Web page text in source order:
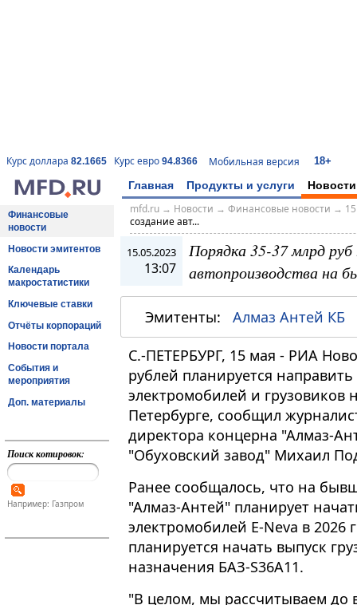
Курс доллара 82.1665 Курс евро 94.8366 Мобильная версия 18+
Главная Продукты и услуги Новости
Финансовые
новости
Новости эмитентов
Календарь
макростатистики
Ключевые ставки
Отчёты корпораций
Новости портала
События и
мероприятия
Доп. материалы
Поиск котировок:
Например: Газпром
mfd.ru→ Новости → Финансовые новости →
создание авт...
15.05.2023
13:07
Порядка 35-37 млрд
автопроизводства на
Эмитенты: Алмаз Антей КБ
С.-ПЕТЕРБУРГ, 15 мая - РИА
рублей планируется
электромобилей и грузовиков
Петербурге, сообщил
директора концерна "Алмаз-
"Обуховский завод" Михаил
Ранее сообщалось, что на
"Алмаз-Антей" планирует
электромобилей Е-Neva в 2026
планируется начать выпуск
назначения БАЗ-S36A11.
"В целом, мы рассчитываем до